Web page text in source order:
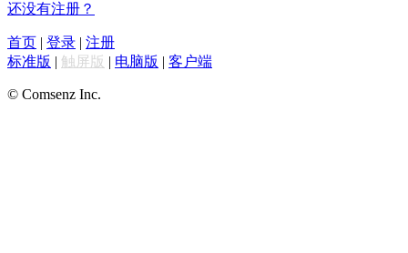
还没有注册？
首页 | 登录 | 注册
标准版 | 触屏版 | 电脑版 | 客户端
© Comsenz Inc.